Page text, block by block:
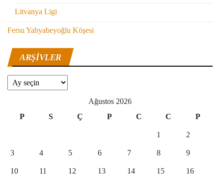
Litvanya Ligi
Fersu Yahyabeyoğlu Köşesi
ARŞIVLER
Arşivler
Ağustos 2026
P
S Ç P C C P
1 2
3 4 5 6 7 8 9
10 11 12 13 14 15 16